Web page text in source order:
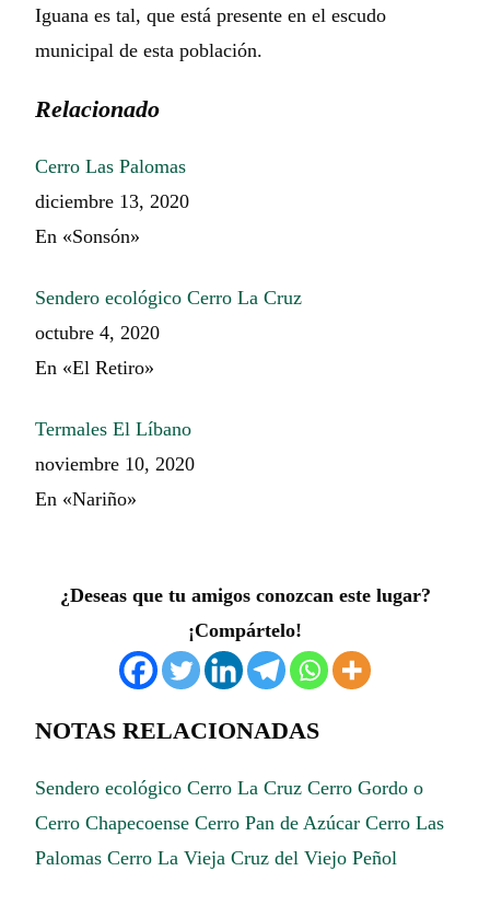
Iguana es tal, que está presente en el escudo
municipal de esta población.
Relacionado
Cerro Las Palomas
diciembre 13, 2020
En «Sonsón»
Sendero ecológico Cerro La Cruz
octubre 4, 2020
En «El Retiro»
Termales El Líbano
noviembre 10, 2020
En «Nariño»
¿Deseas que tu amigos conozcan este lugar?
¡Compártelo!
NOTAS RELACIONADAS
Sendero ecológico Cerro La Cruz Cerro Gordo o
Cerro Chapecoense Cerro Pan de Azúcar Cerro Las
Palomas Cerro La Vieja Cruz del Viejo Peñol